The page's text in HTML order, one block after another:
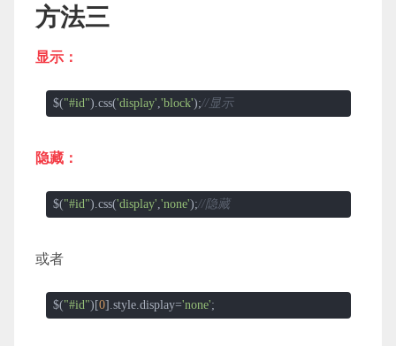
方法三
显示：
$("#id").css('display','block');//显示
隐藏：
$("#id").css('display','none');//隐藏
或者
$("#id")[0].style.display='none';